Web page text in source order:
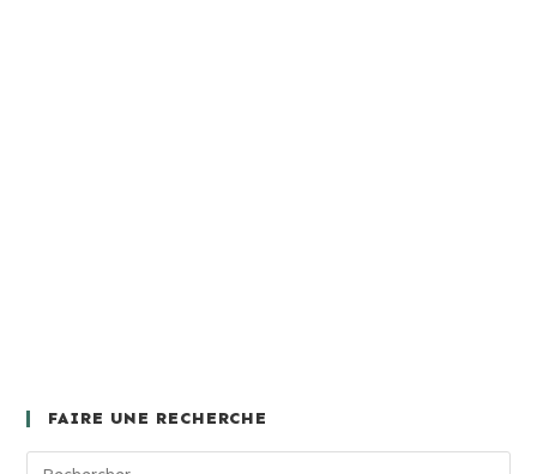
FAIRE UNE RECHERCHE